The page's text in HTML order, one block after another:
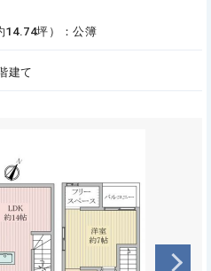
14.74坪）：公簿
建て